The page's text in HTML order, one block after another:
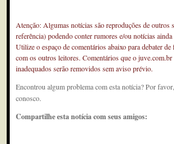
Atenção: Algumas notícias são reproduções de outros
referência) podendo conter rumores e/ou notícias
Utilize o espaço de comentários abaixo para debater
com os outros leitores. Comentários que o
inadequados serão removidos sem aviso prévio.
Encontrou algum problema com esta notícia? Por
conosco.
Compartilhe esta notícia com seus amigos: